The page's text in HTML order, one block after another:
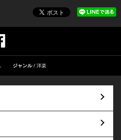
ジャンル 洋楽